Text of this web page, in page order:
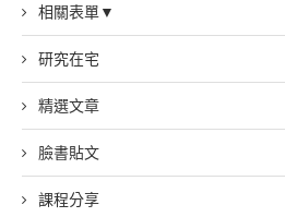
相關表單▼
研究在宅
精選文章
臉書貼文
課程分享